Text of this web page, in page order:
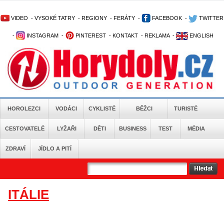
VIDEO - VYSOKÉ TATRY - REGIONY - FERÁTY - FACEBOOK - TWITTER
- INSTAGRAM - PINTEREST - KONTAKT - REKLAMA - ENGLISH
HOROLEZCI VODÁCI CYKLISTÉ BĚŽCI TURISTÉ
CESTOVATELÉ LYŽAŘI DĚTI BUSINESS TEST MÉDIA
ZDRAVÍ JÍDLO A PITÍ
ITÁLIE